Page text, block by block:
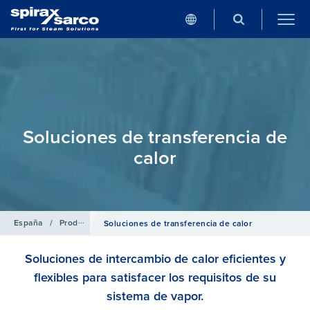
Soluciones de transferencia de
calor
España / Productos Soluciones de transferencia de calor
Soluciones de intercambio de calor eficientes y
flexibles para satisfacer los requisitos de su
sistema de vapor.